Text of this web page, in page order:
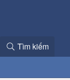
Tìm kiếm